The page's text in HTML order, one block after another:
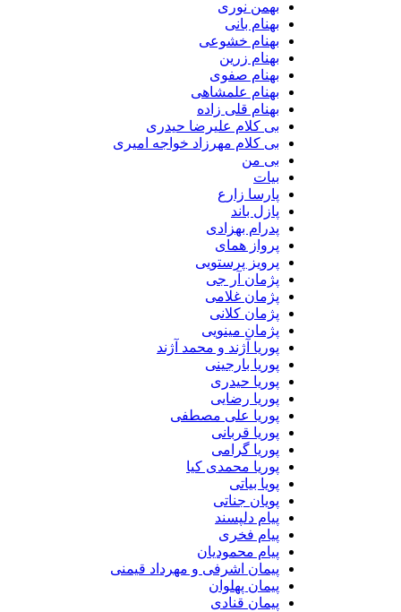
بهمن نوری
بهنام بانی
بهنام خشوعی
بهنام زرین
بهنام صفوی
بهنام علمشاهی
بهنام قلی زاده
بی کلام علیرضا حیدری
بی کلام مهرزاد خواجه امیری
بی من
بیات
پارسا زارع
پازل باند
پدرام بهزادی
پرواز همای
پرویز پرستویی
پژمان آر جی
پژمان غلامی
پژمان کلانی
پژمان مینویی
پوریا آژند و محمد آژند
پوریا بارجینی
پوریا حیدری
پوریا رضایی
پوریا علی مصطفی
پوریا قربانی
پوریا گرامی
پوریا محمدی کیا
پویا بیاتی
پویان جناتی
پیام دلپسند
پیام فخری
پیام محمودیان
پیمان اشرفی و مهرداد قیمنی
پیمان پهلوان
پیمان قنادی